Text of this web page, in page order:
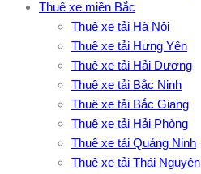
Thuê xe miền Bắc
Thuê xe tải Hà Nội
Thuê xe tải Hưng Yên
Thuê xe tải Hải Dương
Thuê xe tải Bắc Ninh
Thuê xe tải Bắc Giang
Thuê xe tải Hải Phòng
Thuê xe tải Quảng Ninh
Thuê xe tải Thái Nguyên